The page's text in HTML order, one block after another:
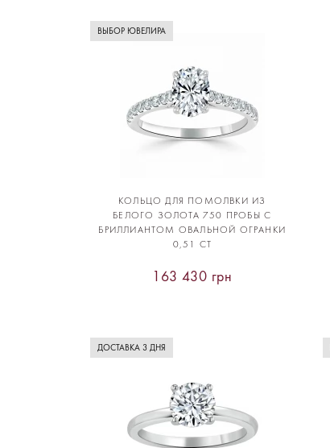
ВЫБОР ЮВЕЛИРА
КОЛЬЦО ДЛЯ ПОМОЛВКИ ИЗ
БЕЛОГО ЗОЛОТА 750 ПРОБЫ С
БРИЛЛИАНТОМ ОВАЛЬНОЙ ОГРАНКИ
0,51 CT
163 430 грн
ДОСТАВКА 3 ДНЯ